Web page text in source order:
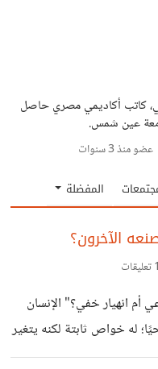
كاتب أكاديمي مصري حاصل
عين شمس.
عضو منذ3 سنوات
المفضلة
الآخرون؟
أم انهيار خفي؟" الإنسان
له خواص ثابتة لكنه يتغير
شخصًا يختلف سلوكه